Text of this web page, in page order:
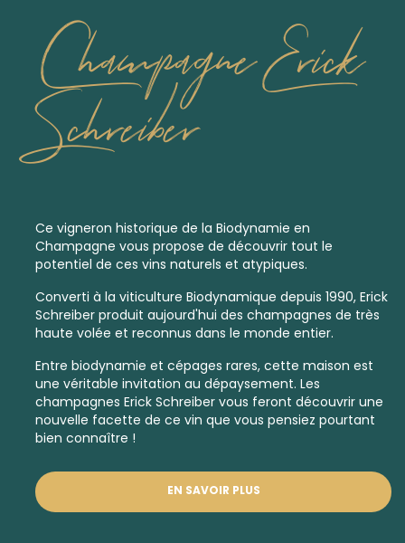
Champagne Erick
Schreiber
Ce vigneron historique de la Biodynamie en
Champagne vous propose de découvrir tout le
potentiel de ces vins naturels et atypiques.
Converti à la viticulture Biodynamique depuis 1990, Erick
Schreiber produit aujourd'hui des champagnes de très
haute volée et reconnus dans le monde entier.
Entre biodynamie et cépages rares, cette maison est
une véritable invitation au dépaysement. Les
champagnes Erick Schreiber vous feront découvrir une
nouvelle facette de ce vin que vous pensiez pourtant
bien connaître !
EN SAVOIR PLUS